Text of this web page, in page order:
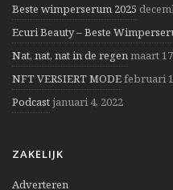
Beste wimperserum 2025
Ecuri Beauty – Beste
Nat, nat, nat in de regenmaart
NFT VERSIERT MODEfebruari
Podcastjanuari 4, 2022
ZAKELIJK
Adverteren